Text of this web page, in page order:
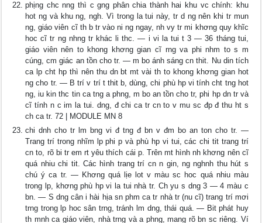
phịng chc nng thì c gng phân chia thành hai khu vc chính: khu
hot ng và khu ng, ngh. Vì trong la tui này, tr d ng nên khi tr mun
ng, giáo viên cĩ th b tr vào ni ng ngay, nh vy tr mi khơng quy khĩc
hoc cĩ tr ng nhng tr khác li thc. — i vi la tui t 3 — 36 tháng tui,
giáo viên nên to khong khơng gian cĩ rng va phi nhm to s m
cúng, cm giác an tồn cho tr. — m bo ánh sáng cn thit. Nu din tích
ca lp cht hp thì nên thu dn bt mt vài th to khong khơng gian hot
ng cho tr. — B trí v trí t thit b, dùng, chi phù hp vi tính cht tng hot
ng, iu kin thc tin ca tng a phng, m bo an tồn cho tr, phi hp dn tr và
cĩ tính n c im la tui. dng, đ chi ca tr cn to v mu sc đp đ thu ht s
ch ca tr. 72 | MODULE MN 8
chi dnh cho tr lm bng vi đ tng đ bn v đm bo an ton cho tr. —
Trang trí trong nhĩm lp phi p và phù hp vi tui, các chi tit trang trí
cn to, rõ bi tr em rt yêu thích cái p. Trên mt hình nh khơng nên cĩ
quá nhiu chi tit. Các hình trang trí cn n gin, ng nghnh thu hút s
chú ý ca tr. — Khơng quá lịe lot v màu sc hoc quá nhiu màu
trong lp, khơng phù hp vi la tui nhà tr. Ch yu s dng 3 — 4 màu c
bn. — S dng cân i hài hịa sn phm ca tr nhà tr (nu cĩ) trang trí mơi
trng trong lp hoc sân trng, tránh lm dng, thái quá. — Bit phát huy
th mnh ca giáo viên, nhà trng và a phng, mang rõ bn sc riêng. Ví